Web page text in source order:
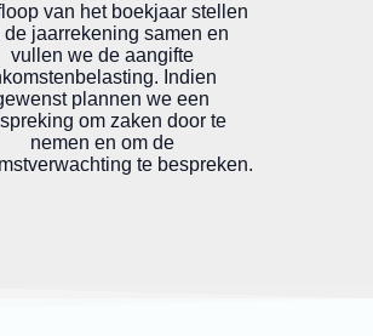
van het boekjaar stellen
de jaarrekening samen en
vullen we de aangifte
Indien
plannen we een
om zaken door te
nemen en om de
te bespreken.